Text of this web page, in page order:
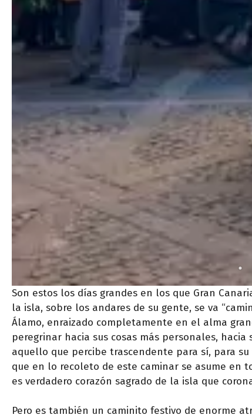
Son estos los días grandes en los que Gran
la isla, sobre los andares de su gente, se va
Álamo, enraizado completamente en el alma
peregrinar hacia sus cosas más personales,
aquello que percibe trascendente para sí, para
que en lo recoleto de este caminar se asume en
es verdadero corazón sagrado de la isla que
Pero es también un caminito festivo de enorme